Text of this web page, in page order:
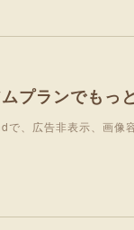
プランでもっ
、広告非表示、画像